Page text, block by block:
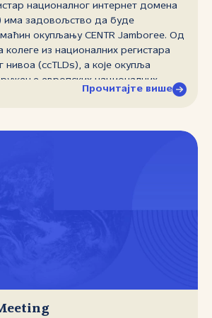
националног интернет домена
има задовољство да буде
окупљању CENTR Jamboree. Од
колеге из националних регистара
нивоа (ccTLDs), а које окупља
европских националних
највишег нивоа (CENTR), боравиће
техничка, група за безбедност и
је у Бриселу. CENTR има
у повезивању регистара,
Прочитајте више